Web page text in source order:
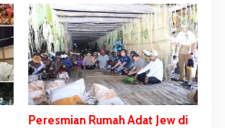
Peresmian Rumah Adat Jew di